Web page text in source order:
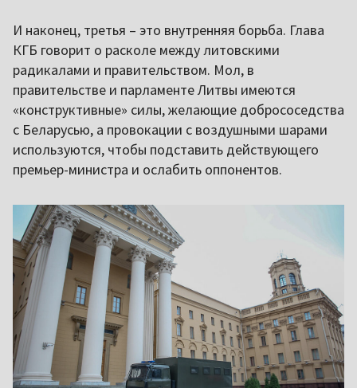
И наконец, третья – это внутренняя борьба. Глава
КГБ говорит о расколе между литовскими
радикалами и правительством. Мол, в
правительстве и парламенте Литвы имеются
«конструктивные» силы, желающие добрососедства
с Беларусью, а провокации с воздушными шарами
используются, чтобы подставить действующего
премьер-министра и ослабить оппонентов.